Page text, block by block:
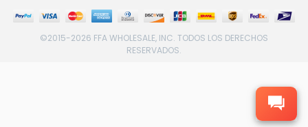
©2015-2026 FFA WHOLESALE, INC. TODOS LOS DERECHOS
RESERVADOS.